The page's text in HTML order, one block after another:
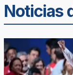
Noticias